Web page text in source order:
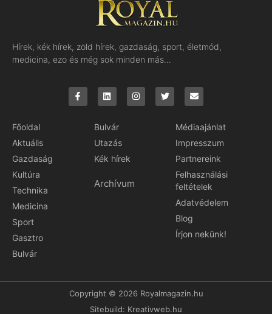
Hírek, kék hírek, zöld hírek, gazdaság, sport, életmód,
medicina, ezo és még sok minden más…
Főoldal
Aktuális
Gazdaság
Kultúra
Technika
Medicina
Sport
Gasztro
Bulvár
Bulvár
Utazás
Kék hírek
Archívum
Médiaajánlat
Impresszum
Partnereink
Felhasználási
feltételek
Adatvédelem
Blog
Írjon nekünk!
Copyright © 2026 Royalmagazin.hu
Sitebuild: Kreativweb.hu